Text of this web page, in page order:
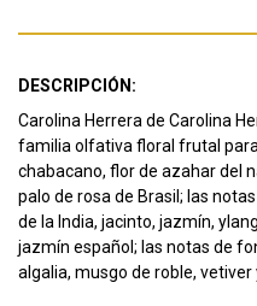
DESCRIPCIÓN:
Carolina Herrera de Carolina
familia olfativa floral frutal
chabacano, flor de azahar del
palo de rosa de Brasil; las
de la India, jacinto, jazmín,
jazmín español; las notas de
algalia, musgo de roble, vetiver